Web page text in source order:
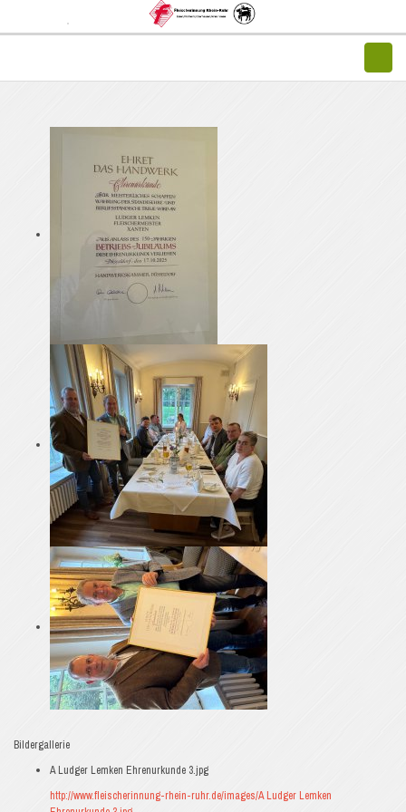
Bildergallerie
A Ludger Lemken Ehrenurkunde 3.jpg
http://www.fleischerinnung-rhein-ruhr.de/images/A Ludger Lemken